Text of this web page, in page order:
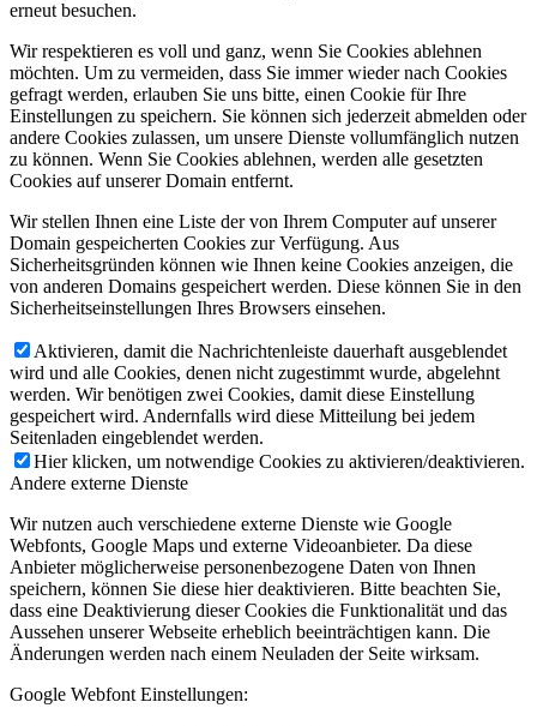
erneut besuchen.
Wir respektieren es voll und ganz, wenn Sie Cookies ablehnen
möchten. Um zu vermeiden, dass Sie immer wieder nach Cookies
gefragt werden, erlauben Sie uns bitte, einen Cookie für Ihre
Einstellungen zu speichern. Sie können sich jederzeit abmelden oder
andere Cookies zulassen, um unsere Dienste vollumfänglich nutzen
zu können. Wenn Sie Cookies ablehnen, werden alle gesetzten
Cookies auf unserer Domain entfernt.
Wir stellen Ihnen eine Liste der von Ihrem Computer auf unserer
Domain gespeicherten Cookies zur Verfügung. Aus
Sicherheitsgründen können wie Ihnen keine Cookies anzeigen, die
von anderen Domains gespeichert werden. Diese können Sie in den
Sicherheitseinstellungen Ihres Browsers einsehen.
Aktivieren, damit die Nachrichtenleiste dauerhaft ausgeblendet
wird und alle Cookies, denen nicht zugestimmt wurde, abgelehnt
werden. Wir benötigen zwei Cookies, damit diese Einstellung
gespeichert wird. Andernfalls wird diese Mitteilung bei jedem
Seitenladen eingeblendet werden.
Hier klicken, um notwendige Cookies zu aktivieren/deaktivieren.
Andere externe Dienste
Wir nutzen auch verschiedene externe Dienste wie Google
Webfonts, Google Maps und externe Videoanbieter. Da diese
Anbieter möglicherweise personenbezogene Daten von Ihnen
speichern, können Sie diese hier deaktivieren. Bitte beachten Sie,
dass eine Deaktivierung dieser Cookies die Funktionalität und das
Aussehen unserer Webseite erheblich beeinträchtigen kann. Die
Änderungen werden nach einem Neuladen der Seite wirksam.
Google Webfont Einstellungen: